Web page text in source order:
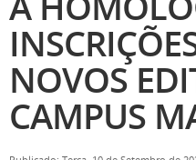
NOVOS
CAMPUS